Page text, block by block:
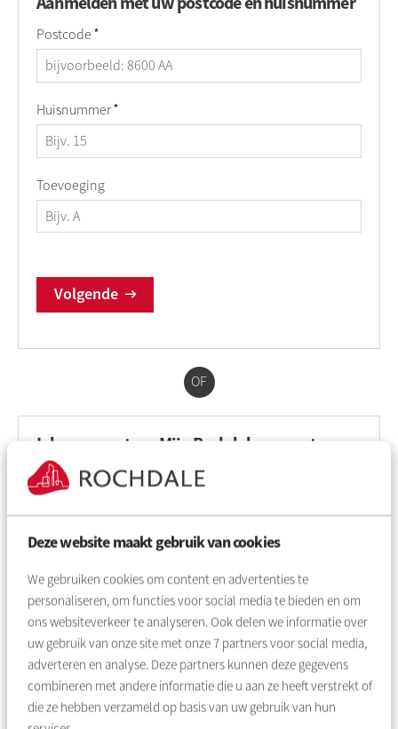
Deze website maakt gebruik van cookies
We gebruiken cookies om content en advertenties te
personaliseren, om functies voor social media te bieden en om
ons websiteverkeer te analyseren. Ook delen we informatie over
uw gebruik van onze site met onze7 partners voor social media,
adverteren en analyse. Deze partners kunnen deze gegevens
combineren met andere informatie die u aan ze heeft verstrekt of
die ze hebben verzameld op basis van uw gebruik van hun
Postcode *
Huisnummer *
Toevoeging
Volgende
OF
Inloggen met uw Mijn Rochdale account
Gebruikersnaam*Verplicht veld
Wachtwoord *Verplicht veld
Toon
Inloggen
Wachtwoord vergeten